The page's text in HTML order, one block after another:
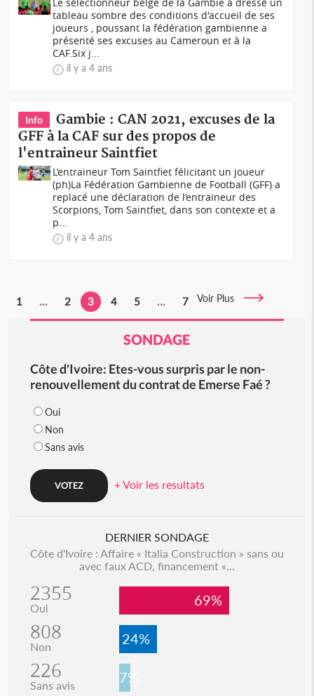
tableau sombre des conditions d'accueil de ses
joueurs , poussant la fédération gambienne a
présenté ses excuses au Cameroun et à la
CAF.Six j...
il y a 4 ans
Info
Gambie : CAN 2021, excuses de la
GFF à la CAF sur des propos de
l'entraineur Saintfiet
L’entraineur Tom Saintfiet félicitant un joueur
(ph)La Fédération Gambienne de Football (GFF) a
replacé une déclaration de l’entraineur des
Scorpions, Tom Saintfiet, dans son contexte et a
p...
il y a 4 ans
1 ... 2 3 4 5 ... 7 Voir Plus
SONDAGE
Côte d'Ivoire: Etes-vous surpris par le non-
renouvellement du contrat de Emerse Faé ?
Oui
Non
Sans avis
+ Voir les resultats
DERNIER SONDAGE
Côte d'Ivoire : Affaire « Italia Construction » sans ou
avec faux ACD, financement «...
2355
Oui 69%
808
Non 24%
226
Sans avis 7%